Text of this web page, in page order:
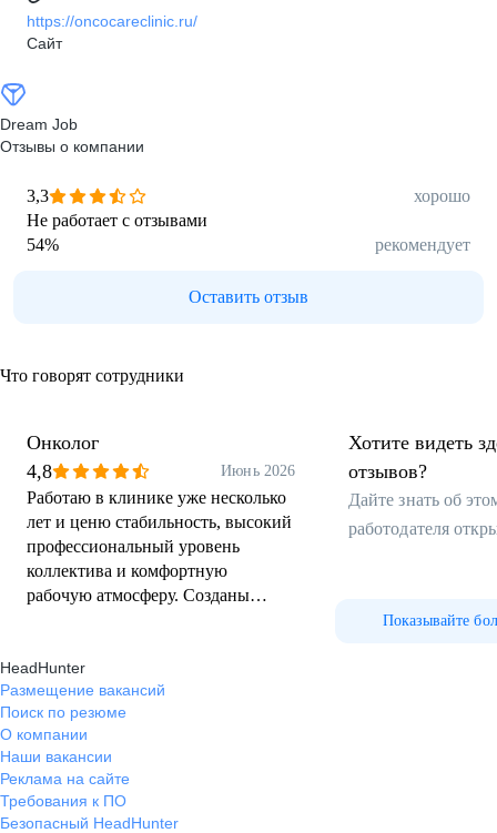
https://oncocareclinic.ru/
Сайт
Dream Job
Отзывы о компании
3,3
хорошо
Не работает с отзывами
54% рекомендует
Оставить отзыв
Что говорят сотрудники
Онколог
4,8
Июнь 2026
Работаю в клинике уже несколько
лет и ценю стабильность, высокий
профессиональный уровень
коллектива и комфортную
рабочую атмосферу. Созданы
оборудование, поддерживается
командный подход и
внимательное отношение к
пациентам. Приятно быть частью
коллектива, который стремится к
постоянному развитию и высоким
стандартам.
Хотите видеть
отзывов?
Дайте знать об
работодателя
Показывайте
HeadHunter
Размещение вакансий
Поиск по резюме
О компании
Наши вакансии
Реклама на сайте
Требования к ПО
Безопасный HeadHunter